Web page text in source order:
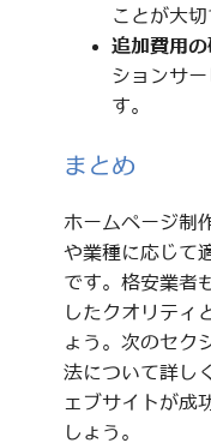
ことが大切
追加費用の
ションサ
す。
まとめ
ホームページ制
や業種に応じて
です。格安業者
したクオリティ
ょう。次のセク
法について詳し
ェブサイトが成
しょう。